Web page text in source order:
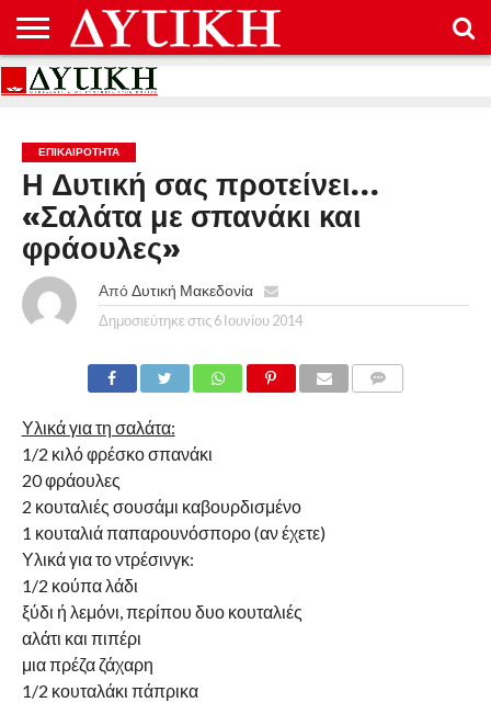
ΑΡΧΙΚΉ
ΕΠΙΚΟΙΝΩΝΊΑ
ΌΡΟΙ
ΠΡΟΣΤΑΣΊΑ
ΕΠΙΚΑΙΡΟΤΗΤΑ
Η Δυτική σας προτείνει…
«Σαλάτα με σπανάκι και
φράουλες»
Από Δυτική Μακεδονία
Δημοσιεύτηκε στις 6 Ιουνίου 2014
Υλικά για τη σαλάτα:
1/2 κιλό φρέσκο σπανάκι
20 φράουλες
2 κουταλιές σουσάμι καβουρδισμένο
1 κουταλιά παπαρουνόσπορο (αν έχετε)
Υλικά για το ντρέσινγκ:
1/2 κούπα λάδι
ξύδι ή λεμόνι, περίπου δυο κουταλιές
αλάτι και πιπέρι
μια πρέζα ζάχαρη
1/2 κουταλάκι πάπρικα